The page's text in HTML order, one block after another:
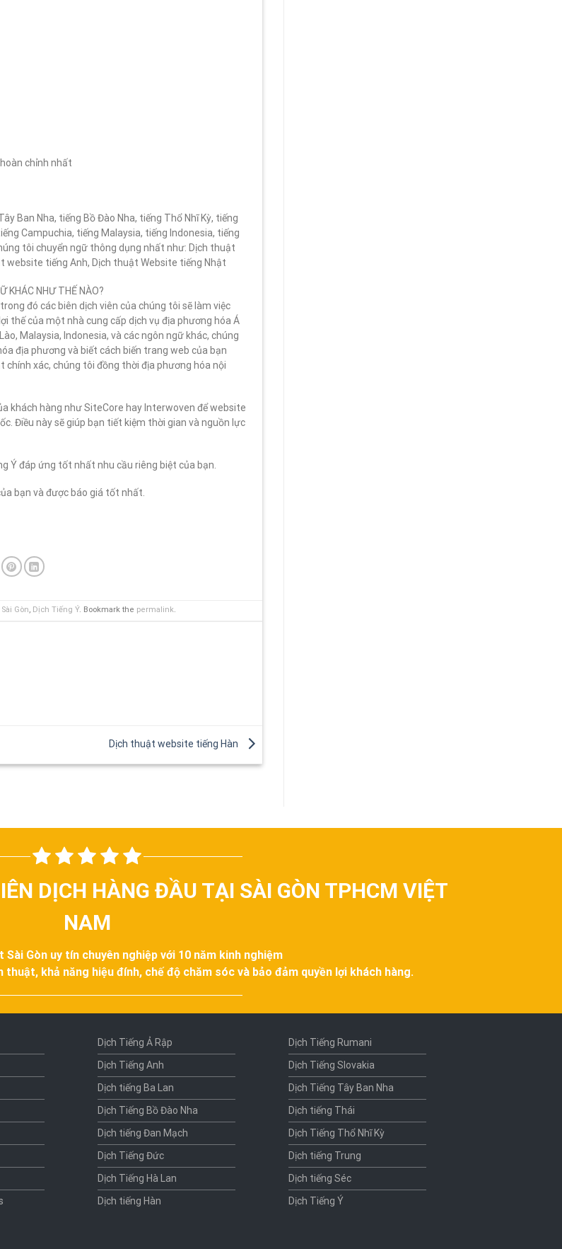
chỉnh nhất
Ban Nha, tiếng Bồ Đào Nha, tiếng Thổ Nhĩ Kỳ, tiếng
Campuchia, tiếng Malaysia, tiếng Indonesia, tiếng
tôi chuyển ngữ thông dụng nhất như: Dịch thuật
tiếng Anh, Dịch thuật Website tiếng Nhật
KHÁC NHƯ THẾ NÀO?
đó các biên dịch viên của chúng tôi sẽ làm việc
thế của một nhà cung cấp dịch vụ địa phương hóa Á
Malaysia, Indonesia, và các ngôn ngữ khác, chúng
địa phương và biết cách biến trang web của bạn
chính xác, chúng tôi đồng thời địa phương hóa nội
khách hàng như SiteCore hay Interwoven để website
Điều này sẽ giúp bạn tiết kiệm thời gian và nguồn lực
Ý đáp ứng tốt nhất nhu cầu riêng biệt của bạn.
bạn và được báo giá tốt nhất.
Gòn, Dịch Tiếng Ý. Bookmark the permalink.
Dịch thuật website tiếng Hàn
DỊCH HÀNG ĐẦU TẠI SÀI GÒN TPHCM VIỆT
NAM
Gòn uy tín chuyên nghiệp với 10 năm kinh nghiệm
khả năng hiệu đính, chế độ chăm sóc và bảo đảm quyền lợi khách hàng.
Dịch Tiếng Ả Rập
Dịch Tiếng Anh
Dịch tiếng Ba Lan
Dịch Tiếng Bồ Đào Nha
Dịch tiếng Đan Mạch
Dịch Tiếng Đức
Dịch Tiếng Hà Lan
Dịch tiếng Hàn
Dịch Tiếng Rumani
Dịch Tiếng Slovakia
Dịch Tiếng Tây Ban Nha
Dịch tiếng Thái
Dịch Tiếng Thổ Nhĩ Kỳ
Dịch tiếng Trung
Dịch tiếng Séc
Dịch Tiếng Ý